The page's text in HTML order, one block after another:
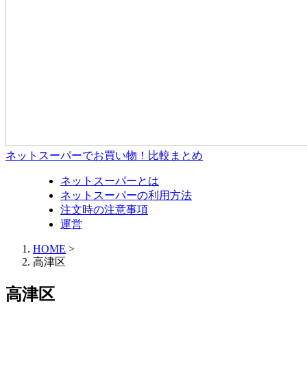
ネットスーパーでお買い物！比較まとめ
ネットスーパーとは
ネットスーパーの利用方法
注文時の注意事項
運営
HOME >
高津区
高津区